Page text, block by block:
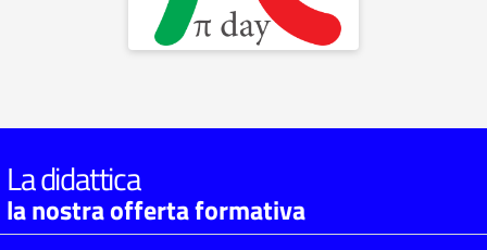
La didattica
la nostra offerta formativa